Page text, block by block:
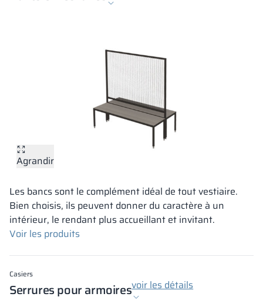
Agrandir
Les bancs sont le complément idéal de tout vestiaire.
Bien choisis, ils peuvent donner du caractère à un
intérieur, le rendant plus accueillant et invitant.
Voir les produits
Casiers
Serrures pour armoiresvoir les détails